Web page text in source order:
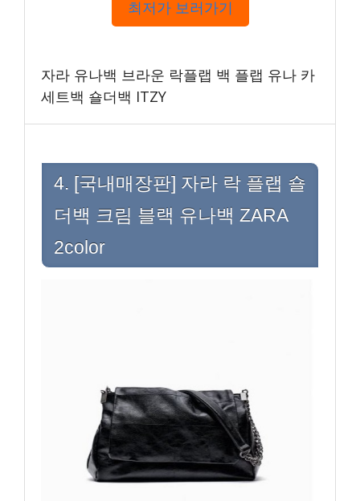
최저가 보러가기
자라 유나백 브라운 락플랩 백 플랩 유나 카
세트백 숄더백 ITZY
4. [국내매장판] 자라 락 플랩 숄
더백 크림 블랙 유나백 ZARA
2color